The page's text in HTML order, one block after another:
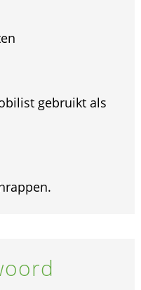
gebruikt als